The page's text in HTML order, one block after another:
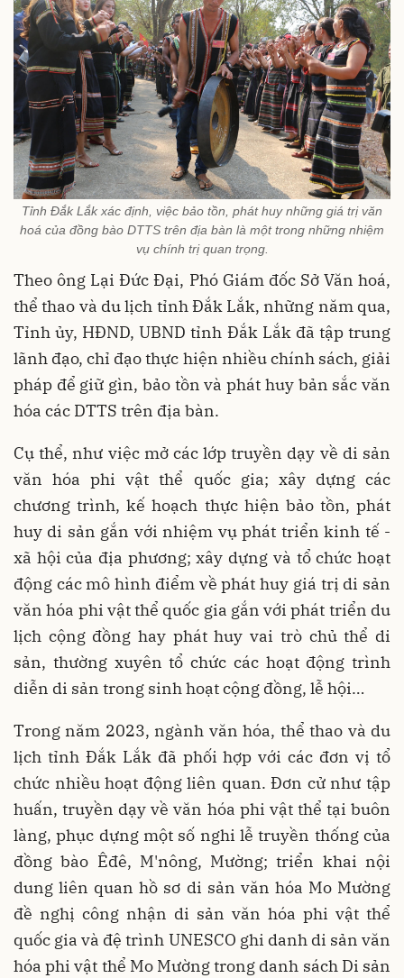
Tỉnh Đắk Lắk xác định, việc bảo tồn, phát huy những giá trị văn
hoá của đồng bào DTTS trên địa bàn là một trong những nhiệm
vụ chính trị quan trọng.
Theo ông Lại Đức Đại, Phó Giám đốc Sở Văn hoá,
thể thao và du lịch tỉnh Đắk Lắk, những năm qua,
Tỉnh ủy, HĐND, UBND tỉnh Đắk Lắk đã tập trung
lãnh đạo, chỉ đạo thực hiện nhiều chính sách, giải
pháp để giữ gìn, bảo tồn và phát huy bản sắc văn
hóa các DTTS trên địa bàn.
Cụ thể, như việc mở các lớp truyền dạy về di sản
văn hóa phi vật thể quốc gia; xây dựng các
chương trình, kế hoạch thực hiện bảo tồn, phát
huy di sản gắn với nhiệm vụ phát triển kinh tế -
xã hội của địa phương; xây dựng và tổ chức hoạt
động các mô hình điểm về phát huy giá trị di sản
văn hóa phi vật thể quốc gia gắn với phát triển du
lịch cộng đồng hay phát huy vai trò chủ thể di
sản, thường xuyên tổ chức các hoạt động trình
diễn di sản trong sinh hoạt cộng đồng, lễ hội…
Trong năm 2023, ngành văn hóa, thể thao và du
lịch tỉnh Đắk Lắk đã phối hợp với các đơn vị tổ
chức nhiều hoạt động liên quan. Đơn cử như tập
huấn, truyền dạy về văn hóa phi vật thể tại buôn
làng, phục dựng một số nghi lễ truyền thống của
đồng bào Êđê, M'nông, Mường; triển khai nội
dung liên quan hồ sơ di sản văn hóa Mo Mường
đề nghị công nhận di sản văn hóa phi vật thể
quốc gia và đệ trình UNESCO ghi danh di sản văn
hóa phi vật thể Mo Mường trong danh sách Di sản